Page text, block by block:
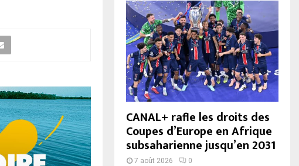
CANAL+ rafle les droits des
Coupes d’Europe en Afrique
subsaharienne jusqu’en 2031
7 août 2026 0